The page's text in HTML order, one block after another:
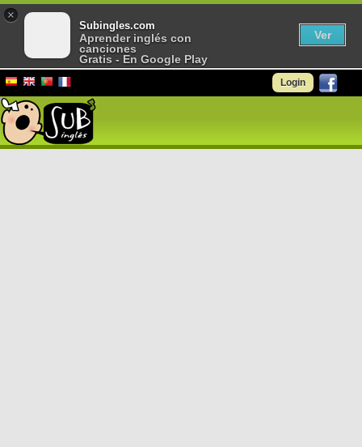
Login
×
Subingles.com
Aprender inglés con
canciones
Gratis - En Google Play
Ver